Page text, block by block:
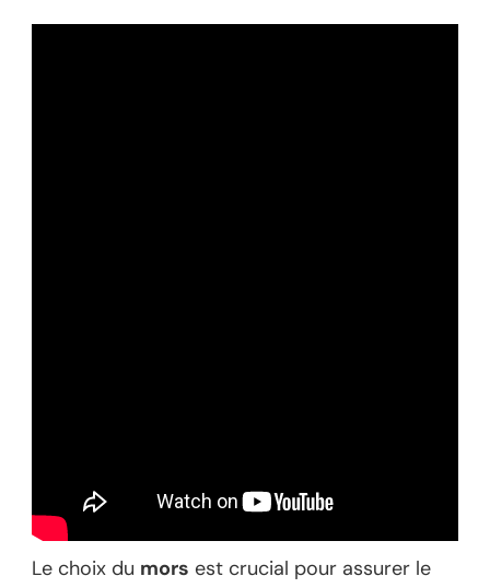
Le choix du mors est crucial pour assurer le